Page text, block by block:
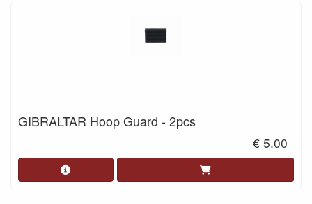
GIBRALTAR Hoop Guard - 2pcs
€ 5.00